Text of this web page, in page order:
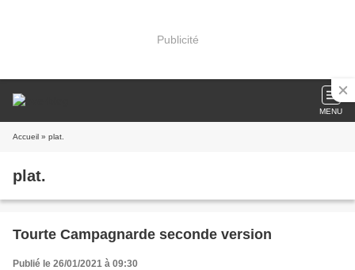
Publicité
MENU
Accueil » plat.
plat.
Tourte Campagnarde seconde version
Publié le 26/01/2021 à 09:30